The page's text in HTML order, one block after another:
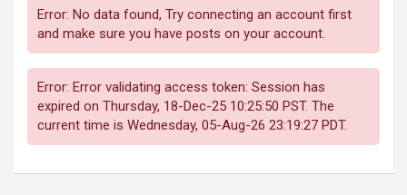
Error: No data found, Try connecting an account first
and make sure you have posts on your account.
Error: Error validating access token: Session has
expired on Thursday, 18-Dec-25 10:25:50 PST. The
current time is Wednesday, 05-Aug-26 23:19:27 PDT.